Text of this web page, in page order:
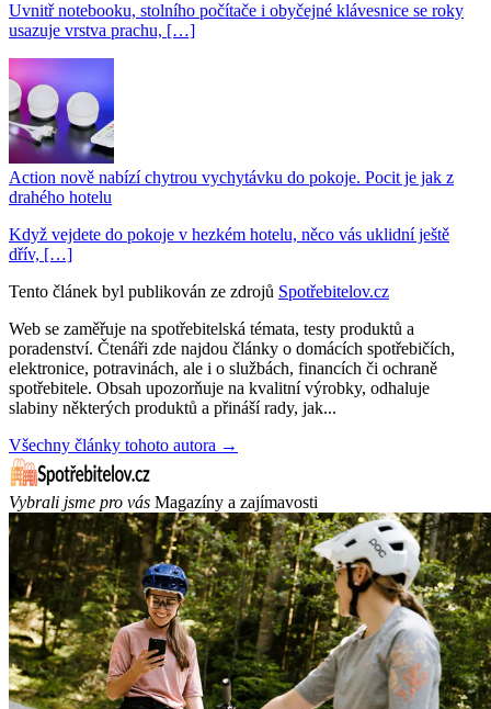
Uvnitř notebooku, stolního počítače i obyčejné klávesnice se roky
usazuje vrstva prachu, […]
Action nově nabízí chytrou vychytávku do pokoje. Pocit je jak z
drahého hotelu
Když vejdete do pokoje v hezkém hotelu, něco vás uklidní ještě
dřív, […]
Tento článek byl publikován ze zdrojů Spotřebitelov.cz
Web se zaměřuje na spotřebitelská témata, testy produktů a
poradenství. Čtenáři zde najdou články o domácích spotřebičích,
elektronice, potravinách, ale i o službách, financích či ochraně
spotřebitele. Obsah upozorňuje na kvalitní výrobky, odhaluje
slabiny některých produktů a přináší rady, jak...
Všechny články tohoto autora →
Vybrali jsme pro vás Magazíny a zajímavosti